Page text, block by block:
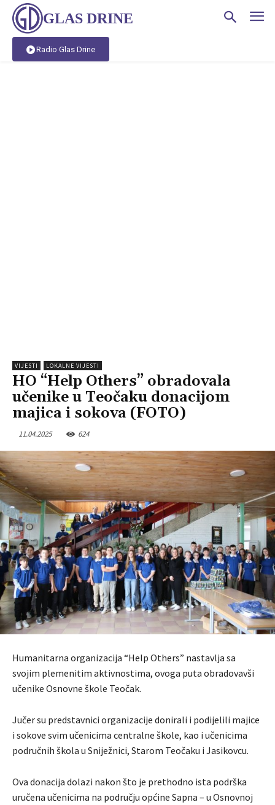
GLAS DRINE
Radio Glas Drine
VIJESTI LOKALNE VIJESTI
HO “Help Others” obradovala
učenike u Teočaku donacijom
majica i sokova (FOTO)
11.04.2025 624
Humanitarna organizacija “Help Others” nastavlja sa
svojim plemenitim aktivnostima, ovoga puta obradovavši
učenike Osnovne škole Teočak.
Jučer su predstavnici organizacije donirali i podijelili majice
i sokove svim učenicima centralne škole, kao i učenicima
područnih škola u Sniježnici, Starom Teočaku i Jasikovcu.
Ova donacija dolazi nakon što je prethodno ista podrška
uručena učenicima na području općine Sapna – u Osnovnoj